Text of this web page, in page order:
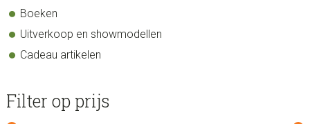
Boeken
Uitverkoop en showmodellen
Cadeau artikelen
Filter op prijs